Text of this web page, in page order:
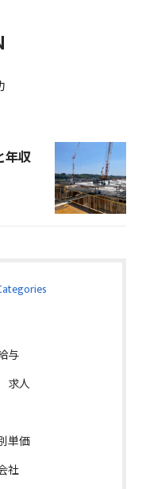
年収
与
求人
単価
社